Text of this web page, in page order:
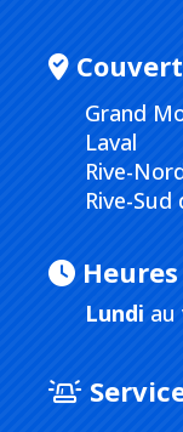
Grand
Laval
Rive-
Rive-
Lundi au